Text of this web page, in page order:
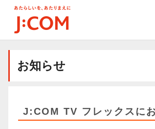
お知らせ
J:COM TV フレックスに